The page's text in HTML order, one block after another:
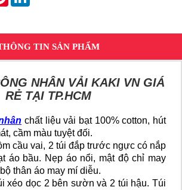
TIN SẢN PHẨM
NHÂN VẢI KAKI VN GIÁ
RẺ TẠI TP.HCM
chất liệu vải bạt 100% cotton, hút
cầm màu tuyệt đối.
cầu vai, 2 túi đắp trước ngực có nắp
áo bầu. Nẹp áo nổi, mật độ chỉ may
thân áo may mí diễu.
xéo dọc 2 bên sườn và 2 túi hậu. Túi